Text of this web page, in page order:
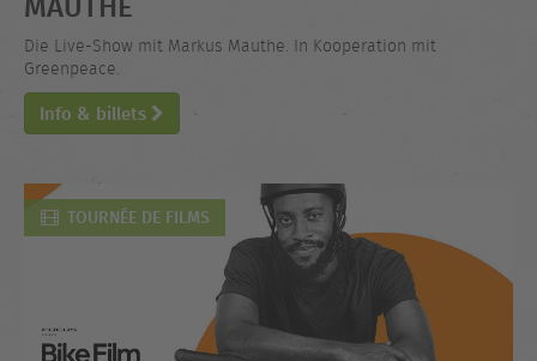
Die Live-Show mit Markus Mauthe. In Kooperation mit
Greenpeace.
Info & billets
TOURNÉE DE FILMS